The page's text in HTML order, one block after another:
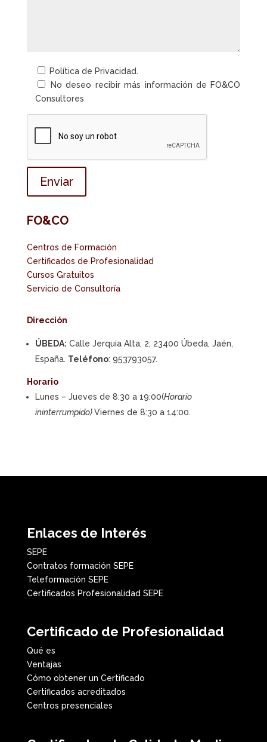
Política de Privacidad.
No deseo recibir más información de FO&CO
Consultores
FO&CO
Centros de Formación
Certificados de Profesionalidad
Cursos Gratuitos
Servicio de Consultoría
Dirección
ÚBEDA: Calle Jerquia Alta, 2, 23400 Úbeda, Jaén,
España. Teléfono: 953793057.
Horario
Lunes – Jueves de 8:30 a 19:00(Horario
ininterrumpido)Viernes de 8:30 a 14:00.
Enlaces de Interés
SEPE
Contratos formación SEPE
Teleformación SEPE
Certificados Profesionalidad SEPE
Certificado de Profesionalidad
Qué es
Ventajas
Cómo obtener un Certificado
Certificados acreditados
Centros presenciales